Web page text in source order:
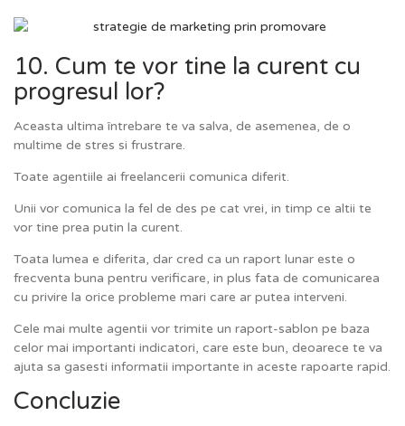
10. Cum te vor tine la curent cu
progresul lor?
Aceasta ultima întrebare te va salva, de asemenea, de o
multime de stres si frustrare.
Toate agentiile ai freelancerii comunica diferit.
Unii vor comunica la fel de des pe cat vrei, in timp ce altii te
vor tine prea putin la curent.
Toata lumea e diferita, dar cred ca un raport lunar este o
frecventa buna pentru verificare, in plus fata de comunicarea
cu privire la orice probleme mari care ar putea interveni.
Cele mai multe agentii vor trimite un raport-sablon pe baza
celor mai importanti indicatori, care este bun, deoarece te va
ajuta sa gasesti informatii importante in aceste rapoarte rapid.
Concluzie